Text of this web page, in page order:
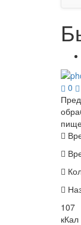
0
107
кКал